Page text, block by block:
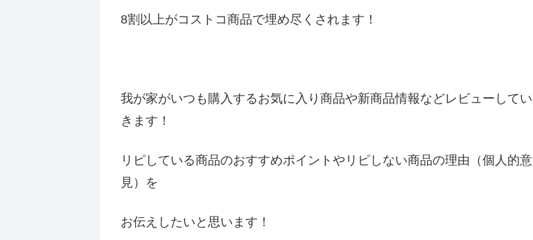
8割以上がコストコ商品で埋め尽くされます！
我が家がいつも購入するお気に入り商品や新商品情報などレビ ューしてい
きます！
リピしている商品のおすすめポイントやリピしない商品の理由（個人的意
見）を
お伝えしたいと思います！